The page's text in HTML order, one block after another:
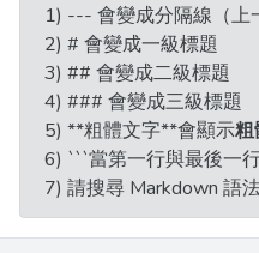
1) --- 會變成分隔線（上
2) # 會變成一級標題
3) ## 會變成二級標題
4) ### 會變成三級標題
5) **粗體文字**會顯示粗
6) ```當第一行與最後一
7) 請搜尋 Markdown 語